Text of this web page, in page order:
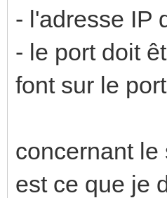
- l'adresse IP
- le port doit
font sur le
concernant
est ce que je